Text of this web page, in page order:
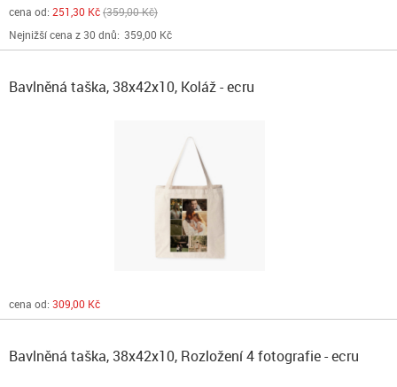
cena od: 251,30 Kč 359,00 Kč
Nejnižší cena z 30 dnů: 359,00 Kč
Bavlněná taška, 38x42x10, Koláž - ecru
cena od: 309,00 Kč
Bavlněná taška, 38x42x10, Rozložení 4 fotografie - ecru